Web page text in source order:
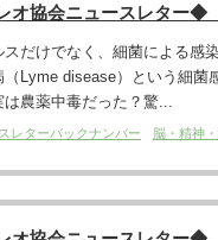
オ協会ニュースレター◆
スだけでなく、細菌による感
（Lyme disease）という細菌
農薬中毒だった？驚...
レターバックナンバー 脳・精神